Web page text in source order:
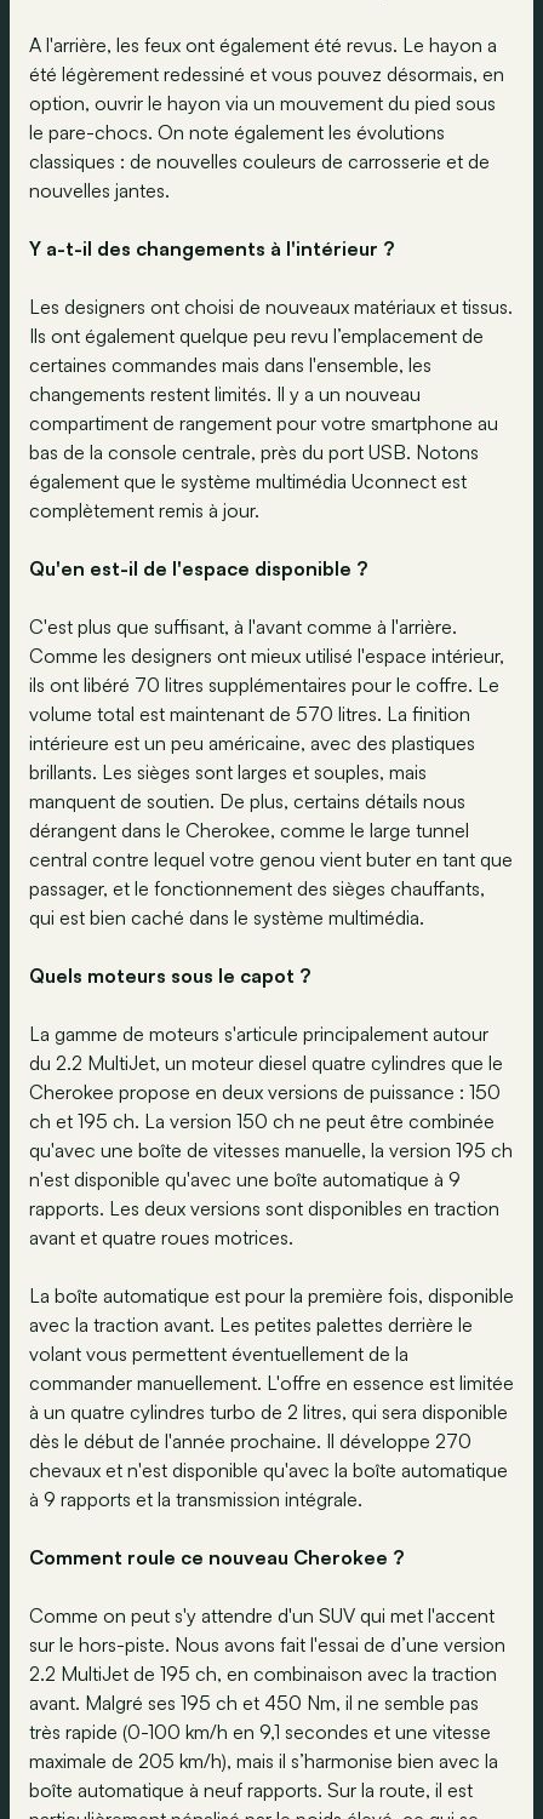
A l'arrière, les feux ont également été revus. Le hayon a
été légèrement redessiné et vous pouvez désormais, en
option, ouvrir le hayon via un mouvement du pied sous
le pare-chocs. On note également les évolutions
classiques : de nouvelles couleurs de carrosserie et de
nouvelles jantes.
Y a-t-il des changements à l'intérieur ?
Les designers ont choisi de nouveaux matériaux et tissus.
Ils ont également quelque peu revu l’emplacement de
certaines commandes mais dans l'ensemble, les
changements restent limités. Il y a un nouveau
compartiment de rangement pour votre smartphone au
bas de la console centrale, près du port USB. Notons
également que le système multimédia Uconnect est
complètement remis à jour.
Qu'en est-il de l'espace disponible ?
C'est plus que suffisant, à l'avant comme à l'arrière.
Comme les designers ont mieux utilisé l'espace intérieur,
ils ont libéré 70 litres supplémentaires pour le coffre. Le
volume total est maintenant de 570 litres. La finition
intérieure est un peu américaine, avec des plastiques
brillants. Les sièges sont larges et souples, mais
manquent de soutien. De plus, certains détails nous
dérangent dans le Cherokee, comme le large tunnel
central contre lequel votre genou vient buter en tant que
passager, et le fonctionnement des sièges chauffants,
qui est bien caché dans le système multimédia.
Quels moteurs sous le capot ?
La gamme de moteurs s'articule principalement autour
du 2.2 MultiJet, un moteur diesel quatre cylindres que le
Cherokee propose en deux versions de puissance : 150
ch et 195 ch. La version 150 ch ne peut être combinée
qu'avec une boîte de vitesses manuelle, la version 195 ch
n'est disponible qu'avec une boîte automatique à 9
rapports. Les deux versions sont disponibles en traction
avant et quatre roues motrices.
La boîte automatique est pour la première fois, disponible
avec la traction avant. Les petites palettes derrière le
volant vous permettent éventuellement de la
commander manuellement. L'offre en essence est limitée
à un quatre cylindres turbo de 2 litres, qui sera disponible
dès le début de l'année prochaine. Il développe 270
chevaux et n'est disponible qu'avec la boîte automatique
à 9 rapports et la transmission intégrale.
Comment roule ce nouveau Cherokee ?
Comme on peut s'y attendre d'un SUV qui met l'accent
sur le hors-piste. Nous avons fait l'essai de d’une version
2.2 MultiJet de 195 ch, en combinaison avec la traction
avant. Malgré ses 195 ch et 450 Nm, il ne semble pas
très rapide (0-100 km/h en 9,1 secondes et une vitesse
maximale de 205 km/h), mais il s’harmonise bien avec la
boîte automatique à neuf rapports. Sur la route, il est